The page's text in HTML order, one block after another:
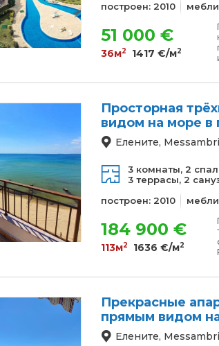
построен: 2010
51 000 €
36м2 1417 €/м2
Просторная
видом на море в
Елените,
3 комнаты, 2
3 террасы, 2
построен: 2010
184 900 €
113м2 1636 €/м2
Прекрасные
прямым видом
Елените,